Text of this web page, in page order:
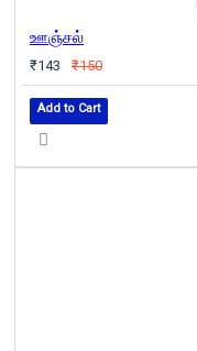
ஊஞ்சல்
₹143 ₹150
Add to Cart